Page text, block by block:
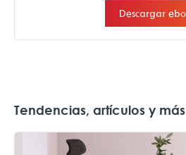
Tendencias, artículos y más